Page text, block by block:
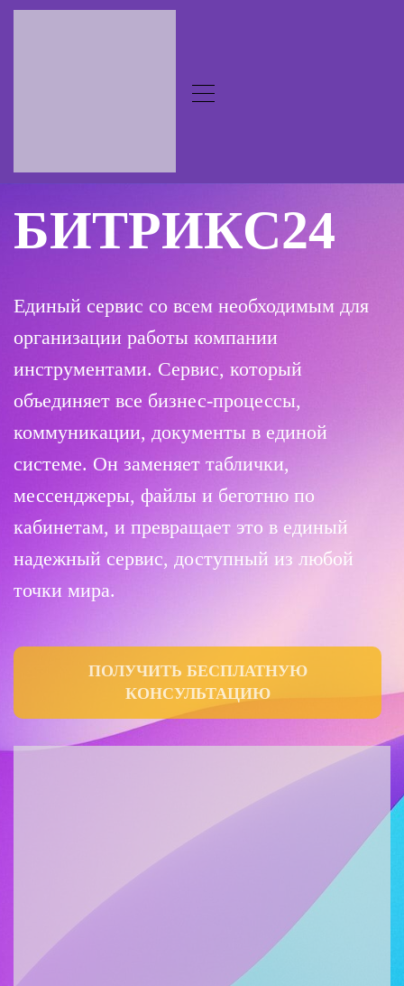
БИТРИКС24
Единый сервис со всем необходимым для
организации работы компании
инструментами. Сервис, который
объединяет все бизнес-процессы,
коммуникации, документы в единой
системе. Он заменяет таблички,
мессенджеры, файлы и беготню по
кабинетам, и превращает это в единый
надежный сервис, доступный из любой
точки мира.
ПОЛУЧИТЬ БЕСПЛАТНУЮ
КОНСУЛЬТАЦИЮ